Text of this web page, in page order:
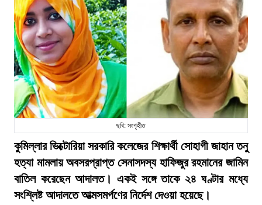
ছবি: সংগৃহীত
কুমিল্লার ভিক্টোরিয়া সরকারি কলেজের শিক্ষার্থী সোহাগী জাহান তনু
হত্যা মামলায় অবসরপ্রাপ্ত সেনাসদস্য হাফিজুর রহমানের জামিন
বাতিল করেছেন আদালত। একই সঙ্গে তাকে ২৪ ঘণ্টার মধ্যে
সংশ্লিষ্ট আদালতে আত্মসমর্পণের নির্দেশ দেওয়া হয়েছে।